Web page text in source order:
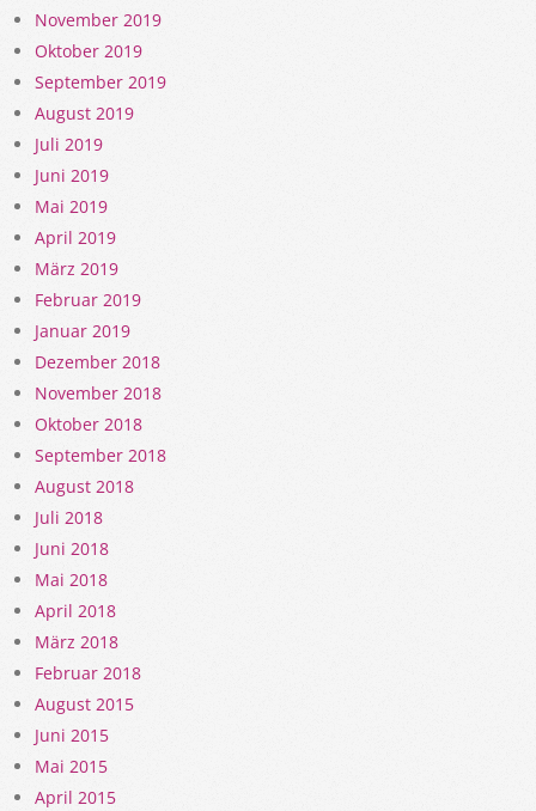
November 2019
Oktober 2019
September 2019
August 2019
Juli 2019
Juni 2019
Mai 2019
April 2019
März 2019
Februar 2019
Januar 2019
Dezember 2018
November 2018
Oktober 2018
September 2018
August 2018
Juli 2018
Juni 2018
Mai 2018
April 2018
März 2018
Februar 2018
August 2015
Juni 2015
Mai 2015
April 2015